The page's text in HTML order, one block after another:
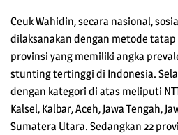
Ceuk Wahidin, secara nasional,
dilaksanakan dengan metode
provinsi yang memiliki angka
stunting tertinggi di Indonesia.
dengan kategori di atas meliputi
Kalsel, Kalbar, Aceh, Jawa Tengah,
Sumatera Utara. Sedangkan 22